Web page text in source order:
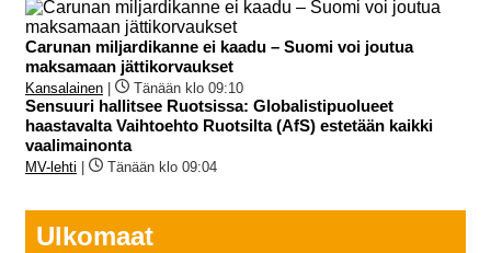
Carunan miljardikanne ei kaadu – Suomi voi joutua
maksamaan jättikorvaukset
Kansalainen Tänään klo 09:10
Sensuuri hallitsee Ruotsissa: Globalistipuolueet
haastavalta Vaihtoehto Ruotsilta (AfS) estetään kaikki
vaalimainonta
MV-lehti Tänään klo 09:04
Ulkomaat